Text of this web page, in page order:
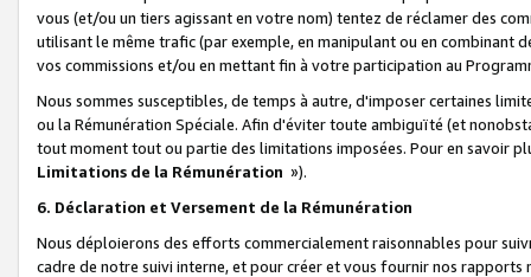
vous (et/ou un tiers agissant en votre nom) tentez de réclamer des
utilisant le même trafic (par exemple, en manipulant ou en combinant
vos commissions et/ou en mettant fin à votre participation au
Nous sommes susceptibles, de temps à autre, d'imposer certaines
ou la Rémunération Spéciale. Afin d'éviter toute ambiguïté (et
tout moment tout ou partie des limitations imposées. Pour en savoir
Limitations de la Rémunération »).
6. Déclaration et Versement de la Rémunération
Nous déploierons des efforts commercialement raisonnables pour
cadre de notre suivi interne, et pour créer et vous fournir nos